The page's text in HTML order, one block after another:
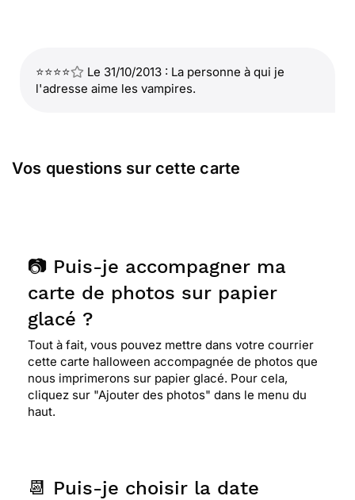
⭐⭐⭐⭐
Le 31/10/2013 : La personne à qui je
l'adresse aime les vampires.
Vos questions sur cette carte
📷 Puis-je accompagner ma
carte de photos sur papier
glacé ?
Tout à fait, vous pouvez mettre dans votre courrier
cette carte halloween accompagnée de photos que
nous imprimerons sur papier glacé. Pour cela,
cliquez sur "Ajouter des photos" dans le menu du
haut.
📆 Puis-je choisir la date